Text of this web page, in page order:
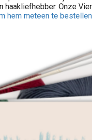
haakliefhebber. Onze Vier
hem meteen te bestellen